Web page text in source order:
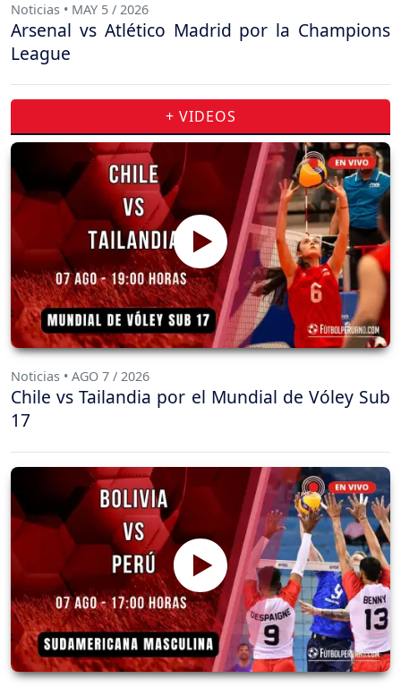
Noticias • MAY 5 / 2026
Arsenal vs Atlético Madrid por la Champions
League
+ VIDEOS
Noticias • AGO 7 / 2026
Chile vs Tailandia por el Mundial de Vóley Sub
17